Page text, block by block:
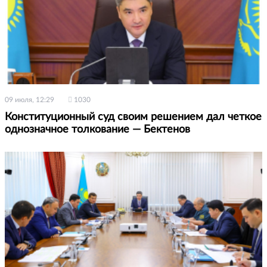
09 июля, 12:29 1030
Конституционный суд своим решением дал четкое
однозначное толкование — Бектенов